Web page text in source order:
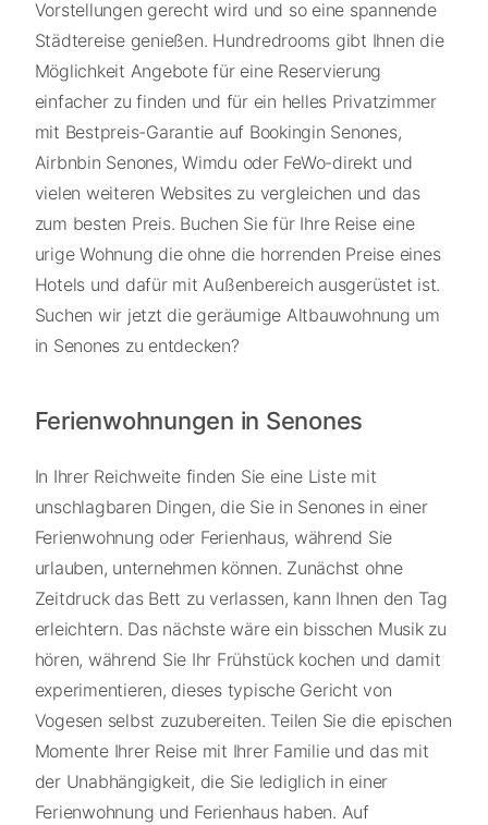
Vorstellungen gerecht wird und so eine spannende
Städtereise genießen. Hundredrooms gibt Ihnen die
Möglichkeit Angebote für eine Reservierung
einfacher zu finden und für ein helles Privatzimmer
mit Bestpreis-Garantie auf Bookingin Senones,
Airbnbin Senones, Wimdu oder FeWo-direkt und
vielen weiteren Websites zu vergleichen und das
zum besten Preis. Buchen Sie für Ihre Reise eine
urige Wohnung die ohne die horrenden Preise eines
Hotels und dafür mit Außenbereich ausgerüstet ist.
Suchen wir jetzt die geräumige Altbauwohnung um
in Senones zu entdecken?
Ferienwohnungen in Senones
In Ihrer Reichweite finden Sie eine Liste mit
unschlagbaren Dingen, die Sie in Senones in einer
Ferienwohnung oder Ferienhaus, während Sie
urlauben, unternehmen können. Zunächst ohne
Zeitdruck das Bett zu verlassen, kann Ihnen den Tag
erleichtern. Das nächste wäre ein bisschen Musik zu
hören, während Sie Ihr Frühstück kochen und damit
experimentieren, dieses typische Gericht von
Vogesen selbst zuzubereiten. Teilen Sie die epischen
Momente Ihrer Reise mit Ihrer Familie und das mit
der Unabhängigkeit, die Sie lediglich in einer
Ferienwohnung und Ferienhaus haben. Auf